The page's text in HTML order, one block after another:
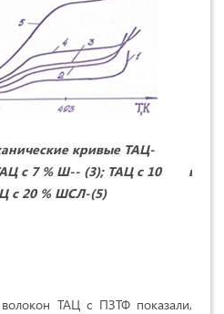
кривые ТАЦ-
с 7 % Ш-- (3); ТАЦ с 10
с 20 % ШСЛ-(5)
волокон ТАЦ с ПЗТФ показали,